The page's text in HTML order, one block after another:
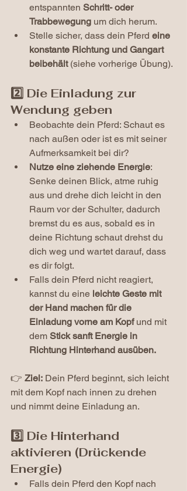
entspannten Schritt- oder
Trabbewegung um dich herum.
Stelle sicher, dass dein Pferd eine
konstante Richtung und Gangart
beibehält (siehe vorherige Übung).
2️⃣ Die Einladung zur
Wendung geben
Beobachte dein Pferd: Schaut es
nach außen oder ist es mit seiner
Aufmerksamkeit bei dir?
Nutze eine ziehende Energie:
Senke deinen Blick, atme ruhig
aus und drehe dich leicht in den
Raum vor der Schulter, dadurch
bremst du es aus, sobald es in
deine Richtung schaut drehst du
dich weg und wartet darauf, dass
es dir folgt.
Falls dein Pferd nicht reagiert,
kannst du eine leichte Geste mit
der Hand machen für die
Einladung vorne am Kopf und mit
dem Stick sanft Energie in
Richtung Hinterhand ausüben.
👉 Ziel: Dein Pferd beginnt, sich leicht
mit dem Kopf nach innen zu drehen
und nimmt deine Einladung an.
3️⃣ Die Hinterhand
aktivieren (Drückende
Energie)
Falls dein Pferd den Kopf nach